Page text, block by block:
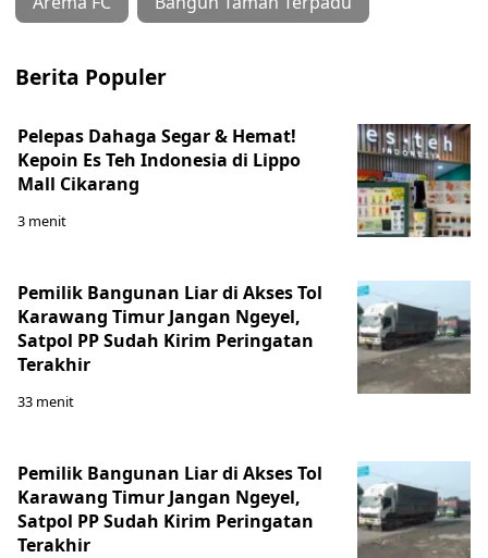
Berita Populer
Pelepas Dahaga Segar & Hemat!
Kepoin Es Teh Indonesia di Lippo
Mall Cikarang
3 menit
Pemilik Bangunan Liar di Akses Tol
Karawang Timur Jangan Ngeyel,
Satpol PP Sudah Kirim Peringatan
Terakhir
33 menit
Pemilik Bangunan Liar di Akses Tol
Karawang Timur Jangan Ngeyel,
Satpol PP Sudah Kirim Peringatan
Terakhir